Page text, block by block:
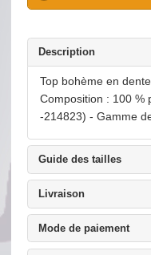
Descriptionclick to
Top bohème en
Composition : 100 %
-214823) - Gamme
Guide des taillesclick
Livraisonclick to
Mode de paiement